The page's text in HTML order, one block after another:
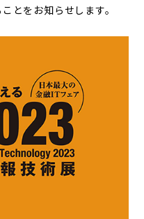
とをお知らせします。